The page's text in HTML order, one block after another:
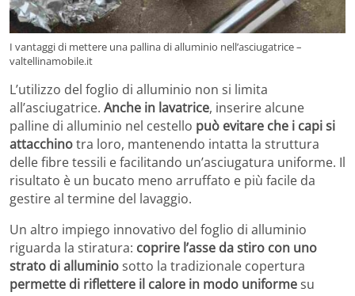
I vantaggi di mettere una pallina di alluminio nell’asciugatrice –
valtellinamobile.it
L’utilizzo del foglio di alluminio non si limita
all’asciugatrice. Anche in lavatrice, inserire alcune
palline di alluminio nel cestello può evitare che i capi si
attacchinotra loro, mantenendo intatta la struttura
delle fibre tessili e facilitando un’asciugatura uniforme. Il
risultato è un bucato meno arruffato e più facile da
gestire al termine del lavaggio.
Un altro impiego innovativo del foglio di alluminio
riguarda la stiratura: coprire l’asse da stiro con uno
strato di alluminiosotto la tradizionale copertura
permette di riflettere il calore in modo uniformesu